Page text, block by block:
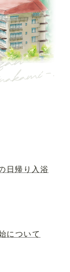
日帰り入浴
について